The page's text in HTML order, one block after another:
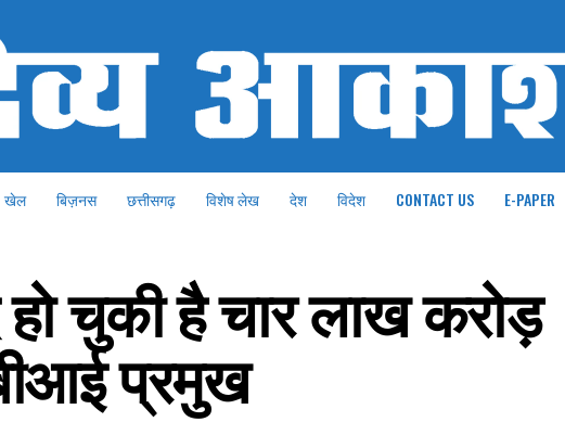
खेल बिज़नस छत्तीसगढ़ विशेष लेख देश विदेश CONTACT US E-PAPER
चुकी है चार लाख करोड़
प्रमुख